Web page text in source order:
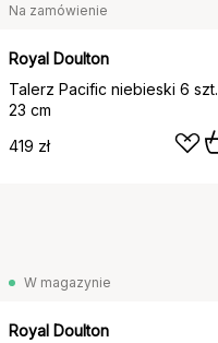
Na zamówienie
Royal Doulton
Talerz Pacific niebieski 6 szt.,
23 cm
419 zł
W magazynie
Royal Doulton